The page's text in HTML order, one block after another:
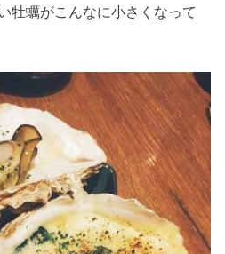
牡蠣がこんなに小さくなって